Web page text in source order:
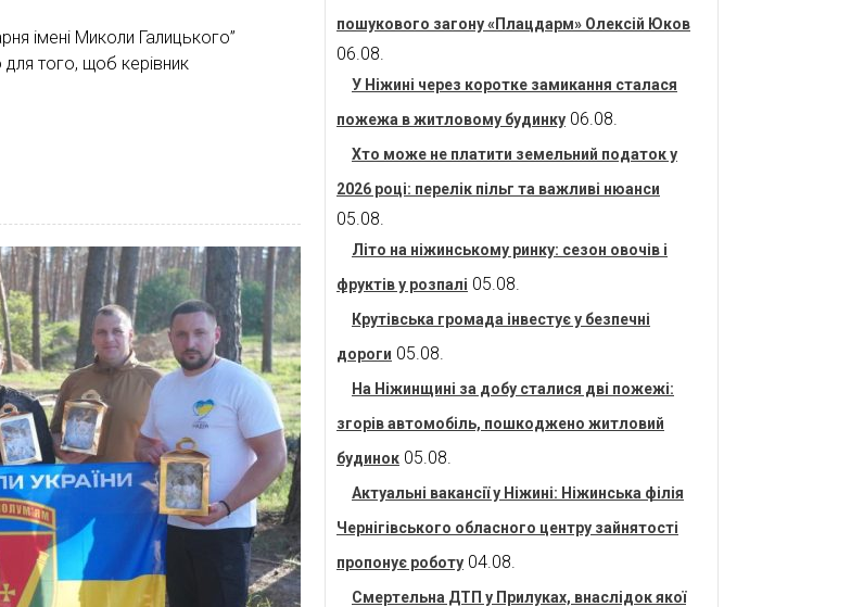
імені Миколи Галицького”
того, щоб керівник
пошукового загону «Плацдарм» Олексій Юков
06.08.
У Ніжині через коротке замикання сталася
пожежа в житловому будинку 06.08.
Хто може не платити земельний податок у
2026 році: перелік пільг та важливі нюанси
05.08.
Літо на ніжинському ринку: сезон овочів і
фруктів у розпалі 05.08.
Крутівська громада інвестує у безпечні
дороги 05.08.
На Ніжинщині за добу сталися дві пожежі:
згорів автомобіль, пошкоджено житловий
будинок 05.08.
Актуальні вакансії у Ніжині: Ніжинська філія
Чернігівського обласного центру зайнятості
пропонує роботу 04.08.
Смертельна ДТП у Прилуках, внаслідок якої